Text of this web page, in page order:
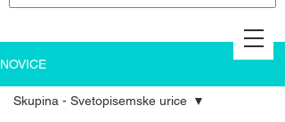
NOVICE
Skupina - Svetopisemske urice